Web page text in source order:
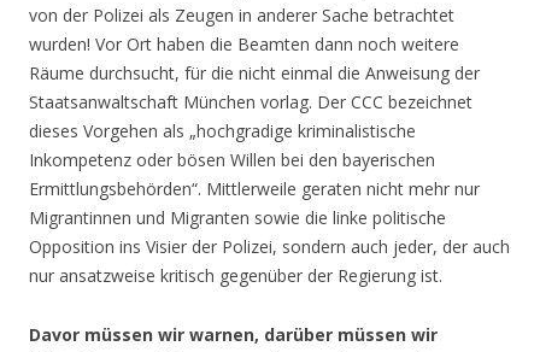
von der Polizei als Zeugen in anderer Sache betrachtet
wurden! Vor Ort haben die Beamten dann noch weitere
Räume durchsucht, für die nicht einmal die Anweisung der
Staatsanwaltschaft München vorlag. Der CCC bezeichnet
dieses Vorgehen als „hochgradige kriminalistische
Inkompetenz oder bösen Willen bei den bayerischen
Ermittlungsbehörden“. Mittlerweile geraten nicht mehr nur
Migrantinnen und Migranten sowie die linke politische
Opposition ins Visier der Polizei, sondern auch jeder, der auch
nur ansatzweise kritisch gegenüber der Regierung ist.
Davor müssen wir warnen, darüber müssen wir